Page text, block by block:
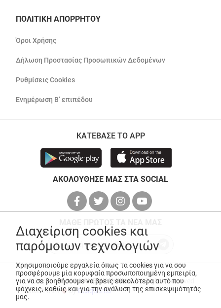
ΠΟΛΙΤΙΚΗ ΑΠΟΡΡΗΤΟΥ
Όροι Χρήσης
Δήλωση Προστασίας Προσωπικών Δεδομένων
Ρυθμίσεις Cookies
Ενημέρωση Β’ επιπέδου
ΚΑΤΕΒΑΣΕ ΤΟ APP
ΑΚΟΛΟΥΘΗΣΕ ΜΑΣ ΣΤΑ SOCIAL
© Copyright 2026ANEDIK Kritikos. All Rights Reserved
Made with
byDesquared
Διαχείριση cookies και
παρόμοιων τεχνολογιών
Χρησιμοποιούμε εργαλεία όπως τα cookies για να σου
προσφέρουμε μία κορυφαία προσωποποιημένη εμπειρία,
για να σε βοηθήσουμε να βρεις ευκολότερα αυτό που
ψάχνεις, καθώς και για την ανάλυση της επισκεψιμότητάς
μας.